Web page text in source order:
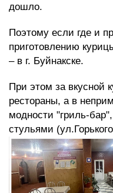
дошло.
Поэтому если где и
приготовлению
– в г. Буйнакске.
При этом за вкусной
рестораны, а в
модности "гриль-
стульями